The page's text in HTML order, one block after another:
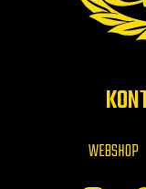
WEBSHOP